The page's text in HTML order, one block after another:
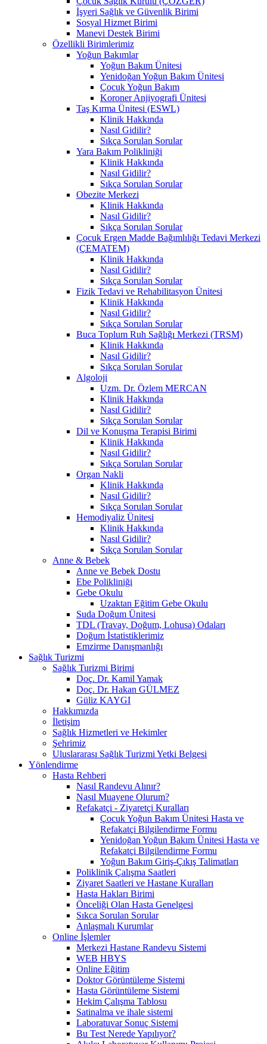
İşyeri Sağlık ve Güvenlik Birimi
Sosyal Hizmet Birimi
Manevi Destek Birimi
Özellikli Birimlerimiz
Yoğun Bakımlar
Yoğun Bakım Ünitesi
Yenidoğan Yoğun Bakım Ünitesi
Çocuk Yoğun Bakım
Koroner Anjiyografi Ünitesi
Taş Kırma Ünitesi (ESWL)
Klinik Hakkında
Nasıl Gidilir?
Sıkça Sorulan Sorular
Yara Bakım Polikliniği
Klinik Hakkında
Nasıl Gidilir?
Sıkça Sorulan Sorular
Obezite Merkezi
Klinik Hakkında
Nasıl Gidilir?
Sıkça Sorulan Sorular
Çocuk Ergen Madde Bağımlılığı Tedavi Merkezi
(ÇEMATEM)
Klinik Hakkında
Nasıl Gidilir?
Sıkça Sorulan Sorular
Fizik Tedavi ve Rehabilitasyon Ünitesi
Klinik Hakkında
Nasıl Gidilir?
Sıkça Sorulan Sorular
Buca Toplum Ruh Sağlığı Merkezi (TRSM)
Klinik Hakkında
Nasıl Gidilir?
Sıkça Sorulan Sorular
Algoloji
Uzm. Dr. Özlem MERCAN
Klinik Hakkında
Nasıl Gidilir?
Sıkça Sorulan Sorular
Dil ve Konuşma Terapisi Birimi
Klinik Hakkında
Nasıl Gidilir?
Sıkça Sorulan Sorular
Organ Nakli
Klinik Hakkında
Nasıl Gidilir?
Sıkça Sorulan Sorular
Hemodiyaliz Ünitesi
Klinik Hakkında
Nasıl Gidilir?
Sıkça Sorulan Sorular
Anne & Bebek
Anne ve Bebek Dostu
Ebe Polikliniği
Gebe Okulu
Uzaktan Eğitim Gebe Okulu
Suda Doğum Ünitesi
TDL (Travay, Doğum, Lohusa) Odaları
Doğum İstatistiklerimiz
Emzirme Danışmanlığı
Sağlık Turizmi
Sağlık Turizmi Birimi
Doç. Dr. Kamil Yamak
Doç. Dr. Hakan GÜLMEZ
Güliz KAYGI
Hakkımızda
İletişim
Sağlık Hizmetleri ve Hekimler
Şehrimiz
Uluslararası Sağlık Turizmi Yetki Belgesi
Yönlendirme
Hasta Rehberi
Nasıl Randevu Alınır?
Nasıl Muayene Olurum?
Refakatçi - Ziyaretçi Kuralları
Çocuk Yoğun Bakım Ünitesi Hasta ve
Refakatçi Bilgilendirme Formu
Yenidoğan Yoğun Bakım Ünitesi Hasta ve
Refakatçi Bilgilendirme Formu
Yoğun Bakım Giriş-Çıkış Talimatları
Poliklinik Çalışma Saatleri
Ziyaret Saatleri ve Hastane Kuralları
Hasta Hakları Birimi
Önceliği Olan Hasta Genelgesi
Sıkca Sorulan Sorular
Anlaşmalı Kurumlar
Online İşlemler
Merkezi Hastane Randevu Sistemi
WEB HBYS
Online Eğitim
Doktor Görüntüleme Sistemi
Hasta Görüntüleme Sistemi
Hekim Çalışma Tablosu
Satinalma ve ihale sistemi
Laboratuvar Sonuç Sistemi
Bu Test Nerede Yapılıyor?